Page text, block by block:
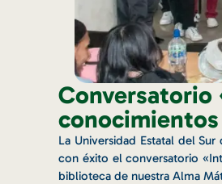
Conversatorio
La Universidad Estatal del
con éxito el conversatorio
biblioteca de nuestra Alma